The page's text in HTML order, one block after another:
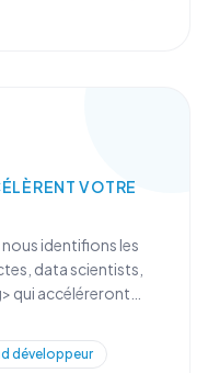
VOTRE
identifions les
data scientists,
qui accéléreront
développeur